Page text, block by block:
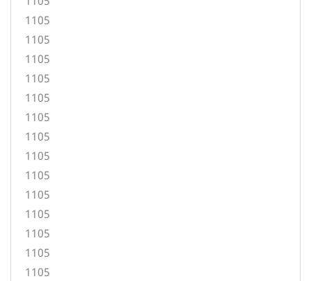
1105
1105
1105
1105
1105
1105
1105
1105
1105
1105
1105
1105
1105
1105